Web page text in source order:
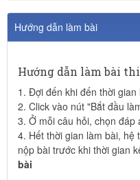
Hướng dẫn làm bài
Hướng dẫn làm bài
1. Đợi đến khi đến thời gian
2. Click vào nút "Bắt đầu
3. Ở mỗi câu hỏi, chọn đáp
4. Hết thời gian làm bài, hệ
nộp bài trước khi thời gian
bài